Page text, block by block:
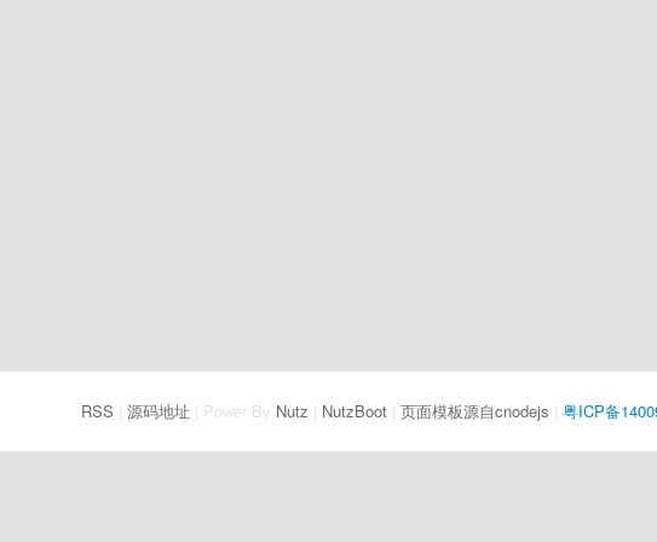
RSS |源码地址 | Power By Nutz NutzBoot |页面模板源自cnodejs |粤ICP备